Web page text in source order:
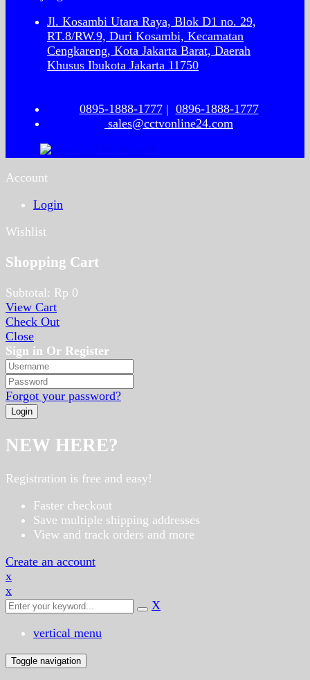
Jl. Kosambi Utara Raya, Blok D1 no. 29,
RT.8/RW.9, Duri Kosambi, Kecamatan
Cengkareng, Kota Jakarta Barat, Daerah
Khusus Ibukota Jakarta 11750
0895-1888-1777| 0896-1888-1777
sales@cctvonline24.com
Account
Login
Wishlist
Shopping Cart
Subtotal: Rp 0
View Cart
Check Out
Close
Sign in Or Register
Forgot your password?
NEW HERE?
Registration is free and easy!
Faster checkout
Save multiple shipping addresses
View and track orders and more
Create an account
x
x
X
vertical menu
Toggle navigation